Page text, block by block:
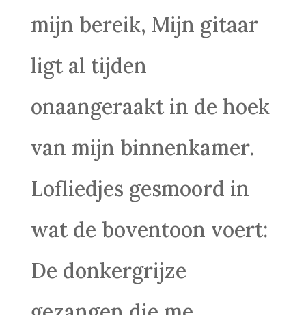
mijn bereik, Mijn gitaar
ligt al tijden
onaangeraakt in de hoek
van mijn binnenkamer.
Lofliedjes gesmoord in
wat de boventoon voert:
De donkergrijze